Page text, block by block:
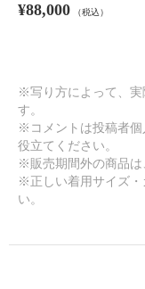
¥88,000 （税込）
※写り方によって、実
す。
※コメントは投稿者個
役立てください。
※販売期間外の商品は
※正しい着用サイズ・
い。